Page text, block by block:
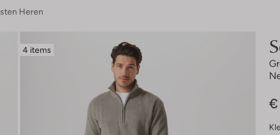
Heren
4 items
€